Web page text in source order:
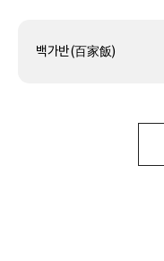
백가반(百家飯)